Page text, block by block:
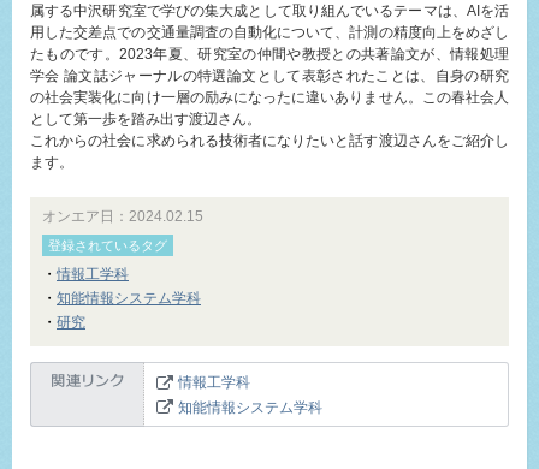
属する中沢研究室で学びの集大成として取り組んでいるテーマは、AIを活
用した交差点での交通量調査の自動化について、計測の精度向上をめざし
たものです。2023年夏、研究室の仲間や教授との共著論文が、情報処理
学会 論文誌ジャーナルの特選論文として表彰されたことは、自身の研究
の社会実装化に向け一層の励みになったに違いありません。この春社会人
として第一歩を踏み出す渡辺さん。
これからの社会に求められる技術者になりたいと話す渡辺さんをご紹介し
ます。
オンエア日：2024.02.15
登録されているタグ
・情報工学科
・ 知能情報システム学科
・ 研究
情報工学科
知能情報システム学科